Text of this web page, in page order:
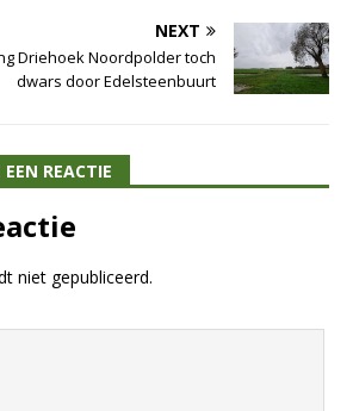
NEXT
Driehoek Noordpolder toch
dwars door Edelsteenbuurt
EEN REACTIE
niet gepubliceerd.